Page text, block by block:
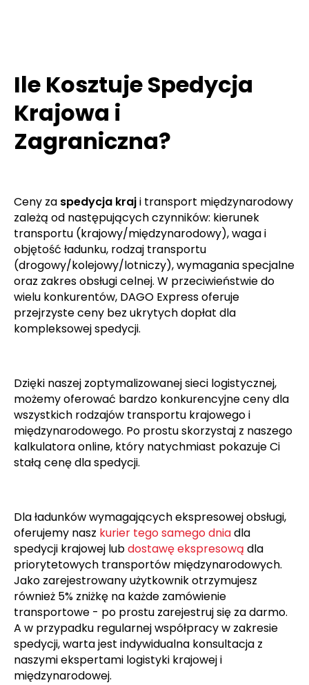
Ile Kosztuje Spedycja
Krajowa i
Zagraniczna?
Ceny za spedycja kraji transport międzynarodowy
zależą od następujących czynników: kierunek
transportu (krajowy/międzynarodowy), waga i
objętość ładunku, rodzaj transportu
(drogowy/kolejowy/lotniczy), wymagania specjalne
oraz zakres obsługi celnej. W przeciwieństwie do
wielu konkurentów, DAGO Express oferuje
przejrzyste ceny bez ukrytych dopłat dla
kompleksowej spedycji.
Dzięki naszej zoptymalizowanej sieci logistycznej,
możemy oferować bardzo konkurencyjne ceny dla
wszystkich rodzajów transportu krajowego i
międzynarodowego. Po prostu skorzystaj z naszego
kalkulatora online, który natychmiast pokazuje Ci
stałą cenę dla spedycji.
Dla ładunków wymagających ekspresowej obsługi,
oferujemy nasz kurier tego samego dniadla
spedycji krajowej lubdostawę ekspresową dla
priorytetowych transportów międzynarodowych.
Jako zarejestrowany użytkownik otrzymujesz
również 5% zniżkę na każde zamówienie
transportowe - po prostu zarejestruj się za darmo.
A w przypadku regularnej współpracy w zakresie
spedycji, warta jest indywidualna konsultacja z
naszymi ekspertami logistyki krajowej i
międzynarodowej.